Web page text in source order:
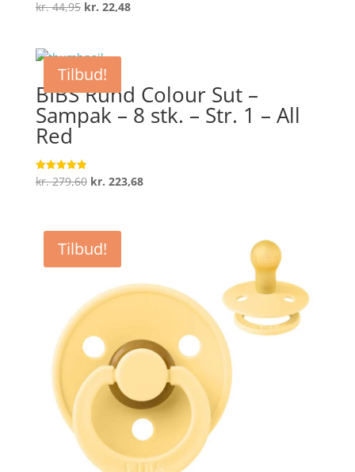
Vurderet
4.7
kr.44,95 Den
var:
kr. 44,95.
kr. 22,48Den
Tilbud!
BIBS Rund Colour Sut –
Sampak – 8 stk. – Str. 1 – All
Red
Vurderet
4.9
kr.279,60 Den
var:
kr. 279,60.
kr. 223,68Den
Tilbud!